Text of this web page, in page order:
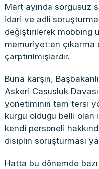
Mart ayında sorgusuz
idari ve adli
değiştirilerek mobbing
memuriyetten çıkarma
çarptırılmışlardır.
Buna karşın,
Askeri Casusluk
yönetiminin tam tersi
kurgu olduğu belli olan
kendi personeli
disiplin soruşturması
Hatta bu dönemde